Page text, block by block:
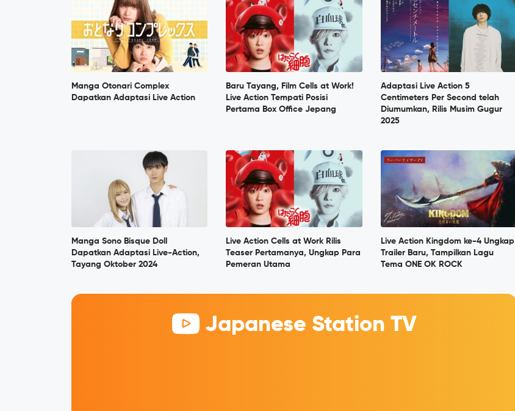
Manga Otonari Complex
Dapatkan Adaptasi Live Action
Baru Tayang, Film Cells at Work!
Live Action Tempati Posisi
Pertama Box Office Jepang
Adaptasi Live Action 5
Centimeters Per Second telah
Diumumkan, Rilis Musim Gugur
2025
Manga Sono Bisque Doll
Dapatkan Adaptasi Live-Action,
Tayang Oktober 2024
Live Action Cells at Work Rilis
Teaser Pertamanya, Ungkap Para
Pemeran Utama
Live Action Kingdom ke-4 Ungkap
Trailer Baru, Tampilkan Lagu
Tema ONE OK ROCK
Japanese Station TV